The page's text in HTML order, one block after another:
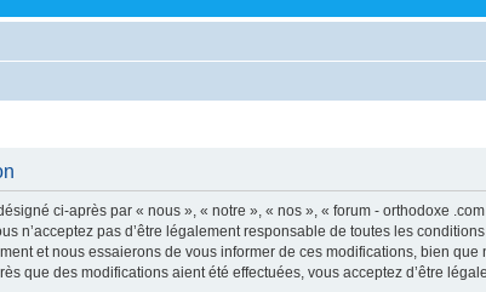
ci-après par « nous », « notre », « nos », « forum - orthodoxe
n’acceptez pas d’être légalement responsable de toutes les
et nous essaierons de vous informer de ces modifications, bien
que des modifications aient été effectuées, vous acceptez d’être